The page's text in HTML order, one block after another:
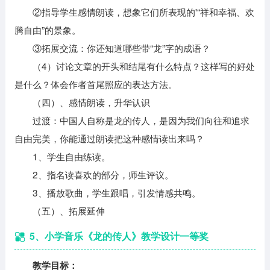
②指导学生感情朗读，想象它们所表现的'“祥和幸福、欢
腾自由”的景象。
③拓展交流：你还知道哪些带“龙”字的成语？
（4）讨论文章的开头和结尾有什么特点？这样写的好处
是什么？体会作者首尾照应的表达方法。
（四）、感情朗读，升华认识
过渡：中国人自称是龙的传人，是因为我们向往和追求
自由完美，你能通过朗读把这种感情读出来吗？
1、学生自由练读。
2、指名读喜欢的部分，师生评议。
3、播放歌曲，学生跟唱，引发情感共鸣。
（五）、拓展延伸
5、小学音乐《龙的传人》教学设计一等奖
教学目标：